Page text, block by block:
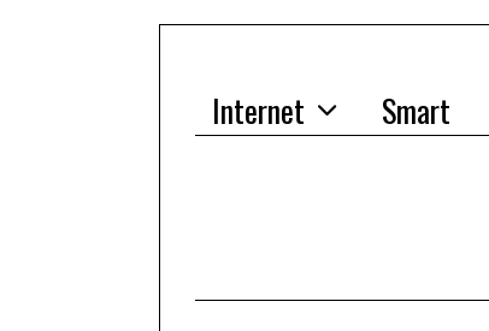
Internet Smart